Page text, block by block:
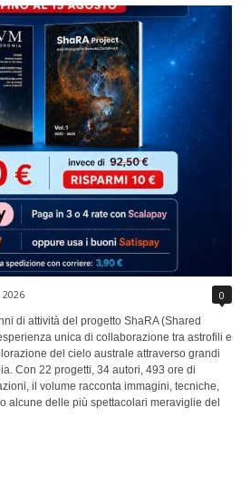
0
di attività del progetto ShaRA (Shared
unica di collaborazione tra astrofili e
del cielo australe attraverso grandi
Con 22 progetti, 34 autori, 493 ore di
il volume racconta immagini, tecniche,
alcune delle più spettacolari meraviglie del